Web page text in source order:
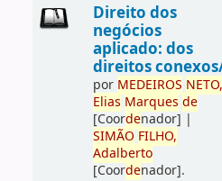
Direito dos
negócios
aplicado: dos
direitos
por MEDEIROS NETO,
Elias Marques de
[Coordenador] |
SIMÃO FILHO,
Adalberto
[Coordenador].